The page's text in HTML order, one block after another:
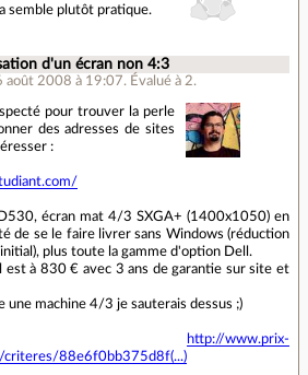
semble plutôt pratique.
d'un écran non 4:3
août 2008 à 19:07. Évalué à 2.
pour trouver la perle
des adresses de sites
:
écran mat 4/3 SXGA+ (1400x1050) en
de se le faire livrer sans Windows (réduction
plus toute la gamme d'option Dell.
est à 830 € avec 3 ans de garantie sur site et
une machine 4/3 je sauterais dessus ;)
http://www.prix-
88e6f0bb375d8f(...)